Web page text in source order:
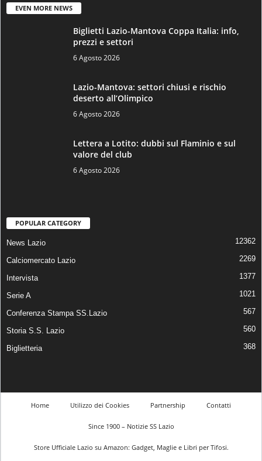
EVEN MORE NEWS
Biglietti Lazio-Mantova Coppa Italia: info,
prezzi e settori
6 Agosto 2026
Lazio-Mantova: settori chiusi e rischio
deserto all’Olimpico
6 Agosto 2026
Lettera a Lotito: dubbi sul Flaminio e sul
valore del club
6 Agosto 2026
POPULAR CATEGORY
News Lazio 12362
Calciomercato Lazio 2269
Intervista 1377
Serie A 1021
Conferenza Stampa SS.Lazio 567
Storia S.S. Lazio 560
Biglietteria 368
Home Utilizzo dei Cookies Partnership Contatti
Since 1900 – Notizie SS Lazio
Store Ufficiale Lazio su Amazon: Gadget, Maglie e Libri per Tifosi.